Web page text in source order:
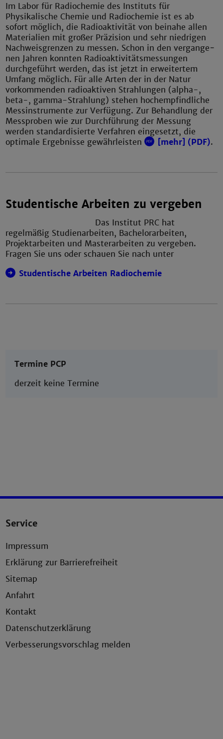
Im Labor für Radiochemie des Instituts für
Physikalische Chemie und Radiochemie ist es ab
sofort möglich, die Radioaktivität von beinahe allen
Materialien mit großer Prä­zision und sehr niedrigen
Nachweisgrenzen zu messen. Schon in den vergange­
nen Jahren konnten Radioaktivitätsmessungen
durchgeführt werden, das ist jetzt in er­weitertem
Umfang möglich. Für alle Arten der in der Natur
vorkommenden ra­dio­ak­ti­ven Strahlungen (alpha-,
beta-, gamma-Strahlung) stehen hochempfindliche
Mess­instru­mente zur Verfügung. Zur Behandlung der
Messproben wie zur Durchführung der Messung
werden standardisierte Verfahren eingesetzt, die
optimale Ergebnisse ge­währleisten
[mehr] (PDF).
Studentische Arbeiten zu vergeben
Das Institut PRC hat
regelmäßig Studienarbeiten, Bachelorarbeiten,
Projektarbeiten und Masterarbeiten zu vergeben.
Fragen Sie uns oder schauen Sie nach unter
Studentische Arbeiten Radiochemie
Termine PCP
derzeit keine Termine
Service
Impressum
Erklärung zur Barrierefreiheit
Sitemap
Anfahrt
Kontakt
Datenschutzerklärung
Verbesserungsvorschlag melden